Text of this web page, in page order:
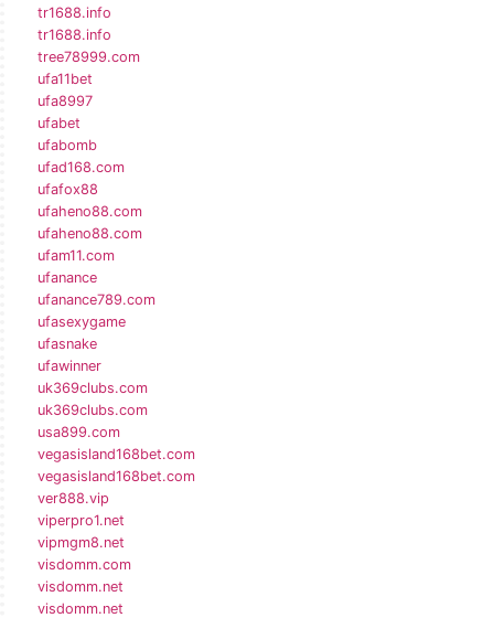
tr1688.info
tr1688.info
tree78999.com
ufa11bet
ufa8997
ufabet
ufabomb
ufad168.com
ufafox88
ufaheno88.com
ufaheno88.com
ufam11.com
ufanance
ufanance789.com
ufasexygame
ufasnake
ufawinner
uk369clubs.com
uk369clubs.com
usa899.com
vegasisland168bet.com
vegasisland168bet.com
ver888.vip
viperpro1.net
vipmgm8.net
visdomm.com
visdomm.net
visdomm.net